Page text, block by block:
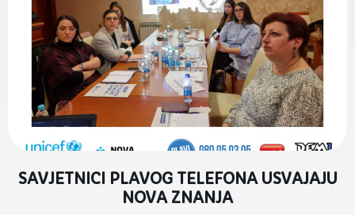
SAVJETNICI PLAVOG TELEFONA USVAJAJU
NOVA ZNANJA